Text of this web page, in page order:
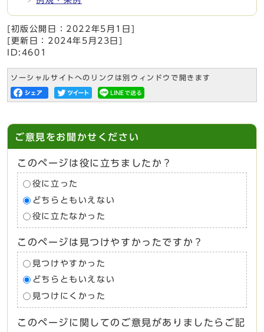
[初版公開日： 2022年5月1日
[更新日： 2024年5月23日
ID:4601
ソーシャルサイトへのリンクは別ウィンドウで開きます
ご意見をお聞かせください
このページは役に立ちましたか？
役に立った
どちらともいえない
役に立たなかった
このページは見つけやすかったですか？
見つけやすかった
どちらともいえない
見つけにくかった
このページに関してのご意見がありましたらご記